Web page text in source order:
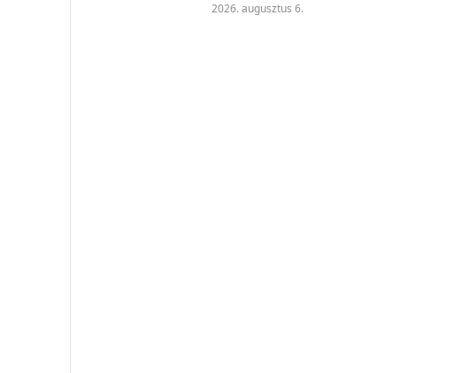
2026. augusztus 6.